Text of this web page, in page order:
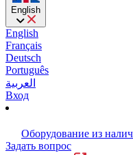
English
English
Français
Deutsch
Português
العربية
Вход
Оборудование из
Задать вопрос